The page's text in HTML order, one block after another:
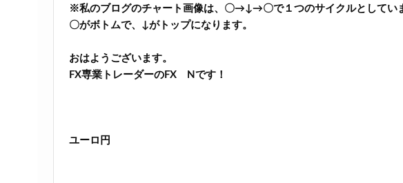
※私のブログのチャート画像は、〇→↓→〇で１つのサイクルとしてい
〇がボトムで、↓がトップになります。
おはようございます。
FX専業トレーダーのFX Nです！
ユーロ円